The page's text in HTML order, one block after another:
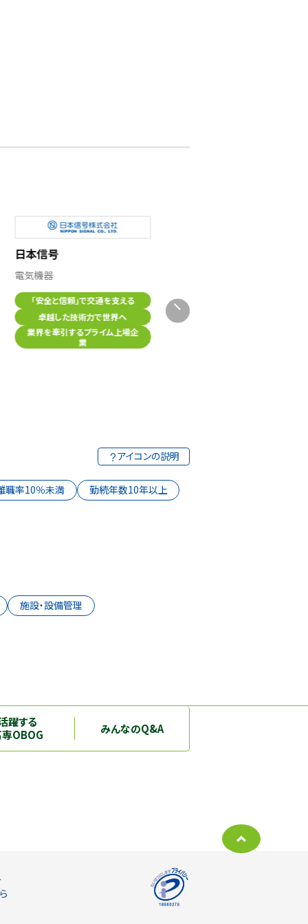
日本信号
電気機器
「安全と信頼」で交通を支える
卓越した技術力で世界へ
業界を牽引するプライム上場企
業
三菱重工機械システム
アイコンの説明
職率10％未満 勤続年数10年以上
施設・設備管理
躍する
OBOG
みんなのQ&A